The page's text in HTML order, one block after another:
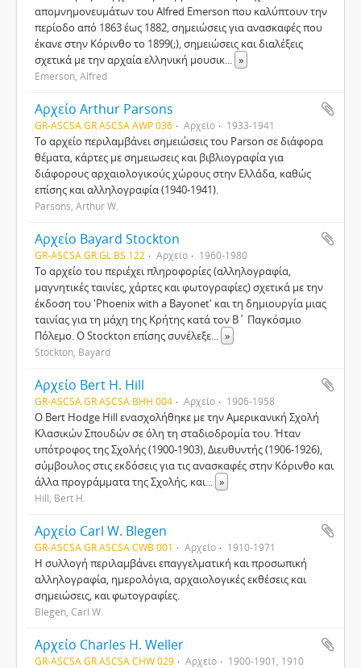
απομνημονευμάτων του Alfred Emerson που καλύπτουν την
περίοδο από 1863 έως 1882, σημειώσεις για ανασκαφές που
έκανε στην Κόρινθο το 1899(;), σημειώσεις και διαλέξεις
σχετικά με την αρχαία ελληνική μουσικ... »
Emerson, Alfred
Αρχείο Arthur Parsons
GR-ASCSA GR ASCSA AWP 036 Αρχείο 1933-1941
Το αρχείο περιλαμβάνει σημειώσεις του Parson σε διάφορα
θέματα, κάρτες με σημειωσεις και βιβλιογραφία για
διάφορους αρχαιολογικούς χώρους στην Ελλάδα, καθώς
επίσης και αλληλογραφία (1940-1941).
Parsons, Arthur W.
Αρχείο Bayard Stockton
GR-ASCSA GR GL BS 122 Αρχείο 1960-1980
Το αρχείο του περιέχει πληροφορίες (αλληλογραφία,
μαγνητικές ταινίες, χάρτες και φωτογραφίες) σχετικά με την
έκδοση του 'Phoenix with a Bayonet' και τη δημιουργία μιας
ταινίας για τη μάχη της Κρήτης κατά τον Β΄ Παγκόσμιο
Πόλεμο. Ο Stockton επίσης συνέλεξε... »
Stockton, Bayard
Αρχείο Bert H. Hill
GR-ASCSA GR ASCSA BHH 004 Αρχείο 1906-1958
Ο Bert Hodge Hill ενασχολήθηκε με την Αμερικανική Σχολή
Κλασικών Σπουδών σε όλη τη σταδιοδρομία του. Ήταν
υπότροφος της Σχολής (1900-1903), Διευθυντής (1906-1926),
σύμβουλος στις εκδόσεις για τις ανασκαφές στην Κόρινθο και
άλλα προγράμματα της Σχολής, και... »
Hill, Bert H.
Αρχείο Carl W. Blegen
GR-ASCSA GR ASCSA CWB 001 Αρχείο 1910-1971
Η συλλογή περιλαμβάνει επαγγελματική και προσωπική
αλληλογραφία, ημερολόγια, αρχαιολογικές εκθέσεις και
σημειώσεις, και φωτογραφίες.
Blegen, Carl W.
Αρχείο Charles H. Weller
GR-ASCSA GR ASCSA CHW 029 Αρχείο 1900-1901, 1910